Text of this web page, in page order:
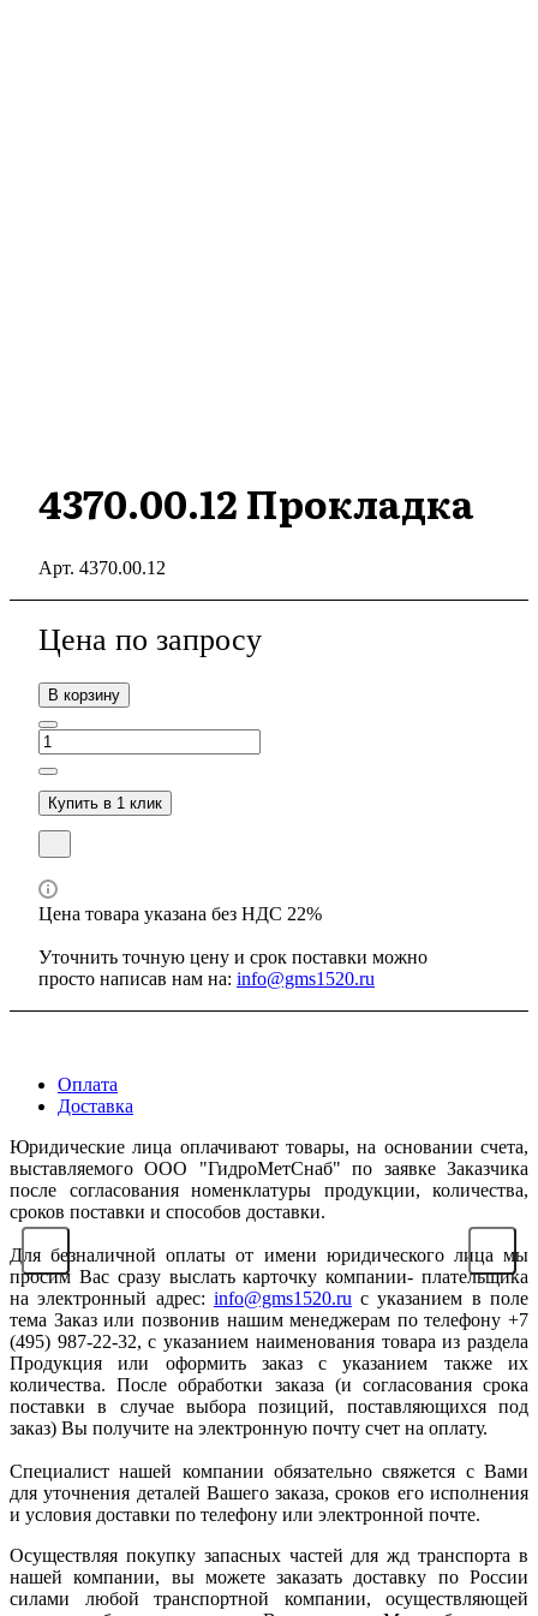
4370.00.12 Прокладка
Арт. 4370.00.12
Цена по запросу
В корзину
Купить в 1 клик
Цена товара указана без НДС 22%
Уточнить точную цену и срок поставки можно
просто написав нам на: info@gms1520.ru
Оплата
Доставка
Юридические лица оплачивают товары, на основании счета,
выставляемого ООО "ГидроМетСнаб" по заявке Заказчика
после согласования номенклатуры продукции, количества,
сроков поставки и способов доставки.
Для безналичной оплаты от имени юридического лица мы
просим Вас сразу выслать карточку компании- плательщика
на электронный адрес: info@gms1520.ru с указанием в поле
тема Заказ или позвонив нашим менеджерам по телефону +7
(495) 987-22-32, с указанием наименования товара из раздела
Продукция или оформить заказ с указанием также их
количества. После обработки заказа (и согласования срока
поставки в случае выбора позиций, поставляющихся под
заказ) Вы получите на электронную почту счет на оплату.
Специалист нашей компании обязательно свяжется с Вами
для уточнения деталей Вашего заказа, сроков его исполнения
и условия доставки по телефону или электронной почте.
Осуществляя покупку запасных частей для жд транспорта в
нашей компании, вы можете заказать доставку по России
силами любой транспортной компании, осуществляющей